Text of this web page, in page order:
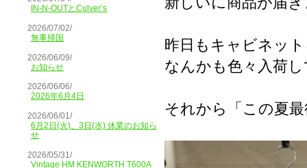
IN-N-OUTとCulver’s
2026/07/02/
無事帰国
2026/06/09/
お知らせ
2026/06/06/
2026年6月4日
2026/06/01/
6月2日(火)、3日(水) 休業のお知ら
せ
2026/05/31/
Vintage HM KENWORTH T600A
昨日もキャビネッ
なんかも色々入荷
それから「この夏